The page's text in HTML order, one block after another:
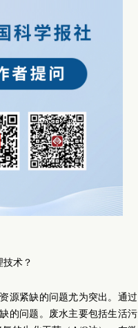
术？
源紧缺的问题尤为突出。通过
的问题。废水主要包括生活污